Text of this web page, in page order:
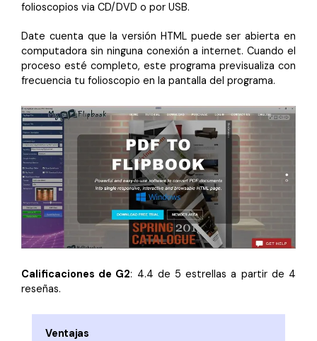
folioscopios via CD/DVD o por USB.
Date cuenta que la versión HTML puede ser abierta en
computadora sin ninguna conexión a internet. Cuando el
proceso esté completo, este programa previsualiza con
frecuencia tu folioscopio en la pantalla del programa.
Calificaciones de G2: 4.4 de 5 estrellas a partir de 4
reseñas.
Ventajas